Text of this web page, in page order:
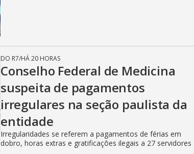
DO R7/HÁ 20 HORAS
Conselho Federal de Medicina
suspeita de pagamentos
irregulares na seção paulista da
entidade
Irregularidades se referem a pagamentos de férias em
dobro, horas extras e gratificações ilegais a 27 servidores